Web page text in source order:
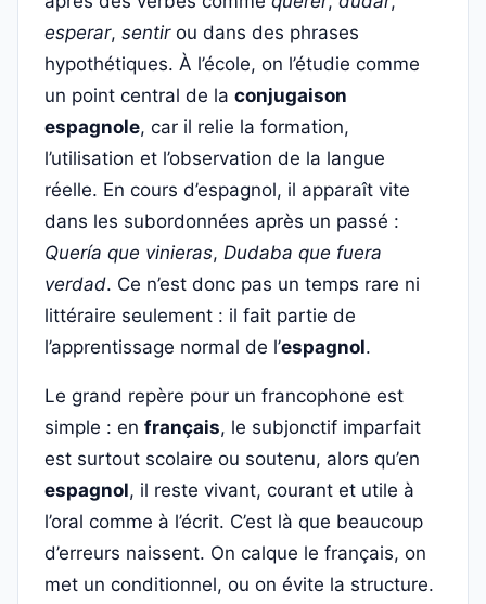
esperar, sentirou dans des phrases
hypothétiques. À l’école, on l’étudie comme
un point central de la conjugaison
espagnole, car il relie la formation,
l’utilisation et l’observation de la langue
réelle. En cours d’espagnol, il apparaît vite
dans les subordonnées après un passé :
Quería que vinieras, Dudaba que fuera
verdad. Ce n’est donc pas un temps rare ni
littéraire seulement : il fait partie de
l’apprentissage normal de l’espagnol.
Le grand repère pour un francophone est
simple : en français, le subjonctif imparfait
est surtout scolaire ou soutenu, alors qu’en
espagnol, il reste vivant, courant et utile à
l’oral comme à l’écrit. C’est là que beaucoup
d’erreurs naissent. On calque le français, on
met un conditionnel, ou on évite la structure.